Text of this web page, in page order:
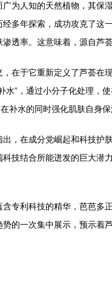
为人知的天然植物，其保
多年探索，成功攻克了这
透率。这意味着，源自芦
，在于它重新定义了芦荟在
水”，通过小分子化处理，
补水的同时强化肌肤自身
出，在成分党崛起和科技护
技结合所能迸发的巨大潜
含专利科技的精华，芭芭多
的一次集中展示，预示着